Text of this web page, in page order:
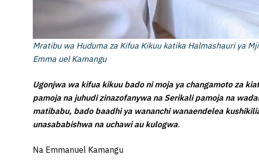
Mratibu wa Huduma za Kifua Kikuu katika Halmashauri ya
Emma uel Kamangu
Ugonjwa wa kifua kikuu bado ni moja ya changamoto za
pamoja na juhudi zinazofanywa na Serikali pamoja na
matibabu, bado baadhi ya wananchi wanaendelea
unasababishwa na uchawi au kulogwa.
Na Emmanuel Kamangu